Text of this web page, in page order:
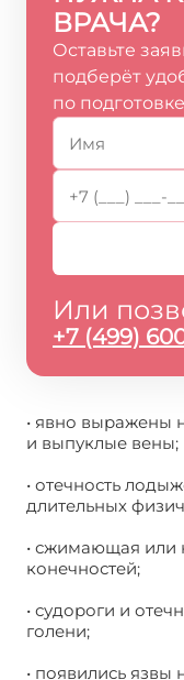
ВРАЧА?
Оставьте
подберёт
по
Или
+7 (499)
• явно выражены
и выпуклые вены;
• отечность
длительных
• сжимающая или
конечностей;
• судороги и
голени;
• появились